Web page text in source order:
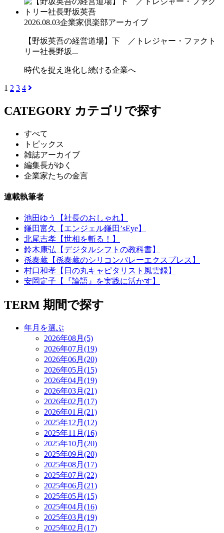
2026.08.03企業家倶楽部アーカイブ
【野坂英吾の経営道場】下 ／トレジャー・ファクト
リー社長野坂...
時代を捉え進化し続ける企業へ
1 2 3 4
CATEGORY カテゴリで探す
すべて
トピックス
雑誌アーカイブ
編集長がゆく
企業家たちの金言
連載執筆者
池田ゆう【社長のおしゃれ】
鎌田富久【エンジェル鎌田’sEye】
北尾吉孝【世相を斬る！】
鈴木康弘【デジタルシフトの教科書】
孫泰蔵【孫泰蔵のシリコンバレーエクスプレス】
村口和孝【日の丸キャピタリスト風雲録】
安岡定子【『論語』を実践に活かす】
TERM 期間で探す
年月を選ぶ
2026年08月(5)
2026年07月(19)
2026年06月(20)
2026年05月(15)
2026年04月(19)
2026年03月(21)
2026年02月(17)
2026年01月(21)
2025年12月(12)
2025年11月(16)
2025年10月(20)
2025年09月(20)
2025年08月(17)
2025年07月(22)
2025年06月(21)
2025年05月(15)
2025年04月(16)
2025年03月(19)
2025年02月(17)